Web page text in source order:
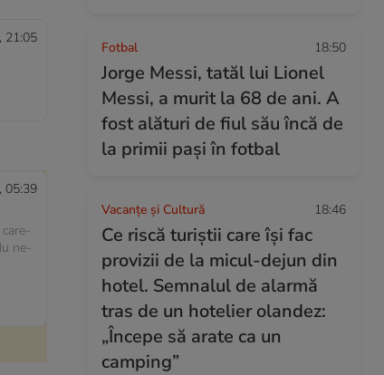
21:05
05:39
ne-
Fotbal 18:50
Jorge Messi, tatăl lui Lionel
Messi, a murit la 68 de ani. A
fost alături de fiul său încă de
la primii pași în fotbal
Vacanțe și Cultură 18:46
Ce riscă turiștii care își fac
provizii de la micul-dejun din
hotel. Semnalul de alarmă
tras de un hotelier olandez:
„Începe să arate ca un
camping”